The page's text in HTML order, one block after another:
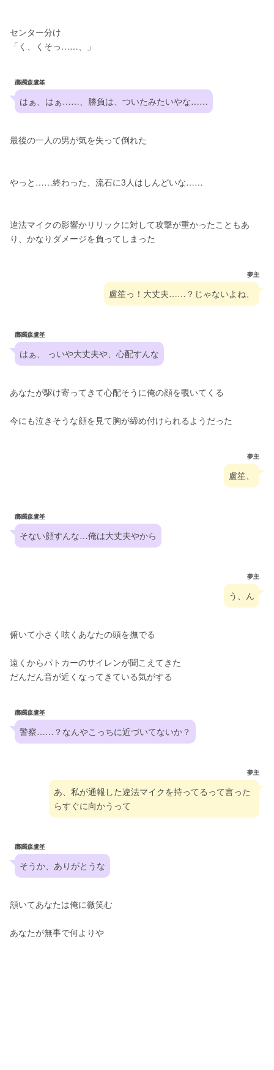
センター分け
「く、くそっ……、」
躑躅森盧笙
はぁ、はぁ……、勝負は、ついたみたいやな……
最後の一人の男が気を失って倒れた
やっと……終わった、流石に3人はしんどいな……
違法マイクの影響かリリックに対して攻撃が重かったこともあ
り、かなりダメージを負ってしまった
夢主
盧笙っ！大丈夫……？じゃないよね、
躑躅森盧笙
はぁ、 っいや大丈夫や、心配すんな
あなたが駆け寄ってきて心配そうに俺の顔を覗いてくる
今にも泣きそうな顔を見て胸が締め付けられるようだった
夢主
盧笙、
躑躅森盧笙
そない顔すんな…俺は大丈夫やから
夢主
う、ん
俯いて小さく呟くあなたの頭を撫でる
遠くからパトカーのサイレンが聞こえてきた
だんだん音が近くなってきている気がする
躑躅森盧笙
警察……？なんやこっちに近づいてないか？
夢主
あ、私が通報した違法マイクを持ってるって言った
らすぐに向かうって
躑躅森盧笙
そうか、ありがとうな
頷いてあなたは俺に微笑む
あなたが無事で何よりや